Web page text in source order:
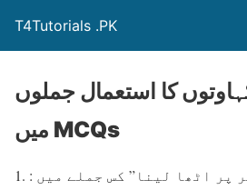
T4Tutorials .PK
کا استعمال جملوں
میں MCQs
1. : محاورہ “آسمان سر پر اٹھا لینا” کس جملے میں